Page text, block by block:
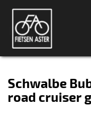
Schwalbe
road cruiser